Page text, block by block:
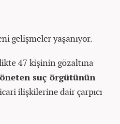
gelişmeler yaşanıyor.
47 kişinin gözaltına
suç örgütünün
ilişkilerine dair çarpıcı